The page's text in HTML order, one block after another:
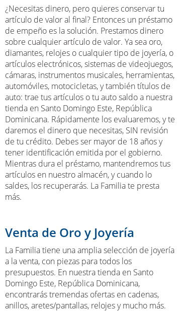
¿Necesitas dinero, pero quieres conservar tu
artículo de valor al final? Entonces un préstamo
de empeño es la solución. Prestamos dinero
sobre cualquier artículo de valor. Ya sea oro,
diamantes, relojes o cualquier tipo de joyería, o
artículos electrónicos, sistemas de videojuegos,
cámaras, instrumentos musicales, herramientas,
automóviles, motocicletas, y también títulos de
auto: trae tus artículos o tu auto saldo a nuestra
tienda en Santo Domingo Este, República
Dominicana. Rápidamente los evaluaremos, y te
daremos el dinero que necesitas, SIN revisión
de tu crédito. Debes ser mayor de 18 años y
tener identificación emitida por el gobierno.
Mientras dura el préstamo, mantendremos tus
artículos en nuestro almacén, y cuando lo
saldes, los recuperarás. La Familia te presta
más.
Venta de Oro y Joyería
La Familia tiene una amplia selección de joyería
a la venta, con piezas para todos los
presupuestos. En nuestra tienda en Santo
Domingo Este, República Dominicana,
encontrarás tremendas ofertas en cadenas,
anillos, aretes/pantallas, relojes y mucho más.